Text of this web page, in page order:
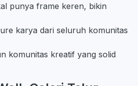
punya frame keren, bikin
karya dari seluruh komunitas
komunitas kreatif yang solid